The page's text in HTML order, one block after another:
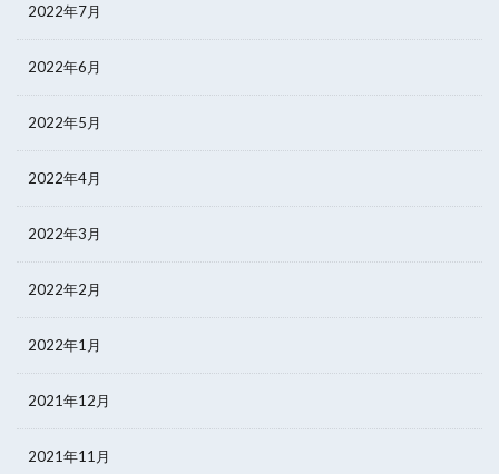
2022年7月
2022年6月
2022年5月
2022年4月
2022年3月
2022年2月
2022年1月
2021年12月
2021年11月